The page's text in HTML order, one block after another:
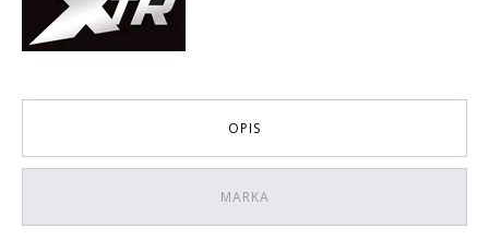
BIEG+1
CZARNO-
CZERWONY
OPIS
MARKA